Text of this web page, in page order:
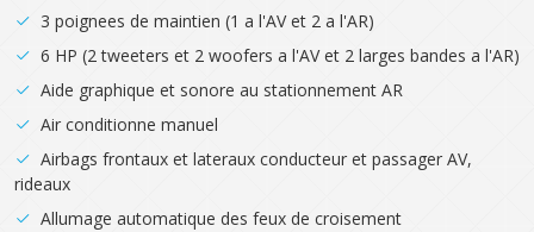
3 poignees de maintien (1 a l'AV et 2 a l'AR)
6 HP (2 tweeters et 2 woofers a l'AV et 2 larges bandes a l'AR)
Aide graphique et sonore au stationnement AR
Air conditionne manuel
Airbags frontaux et lateraux conducteur et passager AV,
rideaux
Allumage automatique des feux de croisement